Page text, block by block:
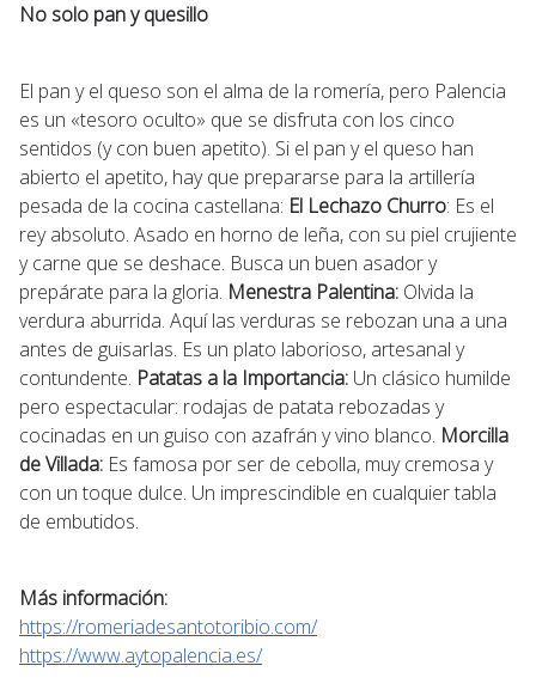
No solo pan y quesillo
El pan y el queso son el alma de la romería, pero Palencia
es un «tesoro oculto» que se disfruta con los cinco
sentidos (y con buen apetito). Si el pan y el queso han
abierto el apetito, hay que prepararse para la artillería
pesada de la cocina castellana: El Lechazo Churro: Es el
rey absoluto. Asado en horno de leña, con su piel crujiente
y carne que se deshace. Busca un buen asador y
prepárate para la gloria. Menestra Palentina: Olvida la
verdura aburrida. Aquí las verduras se rebozan una a una
antes de guisarlas. Es un plato laborioso, artesanal y
contundente. Patatas a la Importancia: Un clásico humilde
pero espectacular: rodajas de patata rebozadas y
cocinadas en un guiso con azafrán y vino blanco. Morcilla
de Villada: Es famosa por ser de cebolla, muy cremosa y
con un toque dulce. Un imprescindible en cualquier tabla
de embutidos.
Más información:
https://romeriadesantotoribio.com/
https://www.aytopalencia.es/